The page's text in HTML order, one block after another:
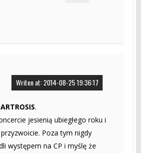
Writen at: 2014-08-25 19:36:17
ARTROSIS.
jesienią ubiegłego roku i
przyzwoicie. Poza tym nigdy
występem na CP i myślę że